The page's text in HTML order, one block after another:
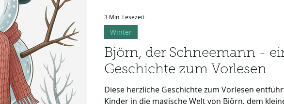
Björn, der Schneemann -
Geschichte zum Vorlesen
Diese herzliche Geschichte zum Vorlesen
Kinder in die magische Welt von Björn, dem
Winter
3 Min. Lesezeit